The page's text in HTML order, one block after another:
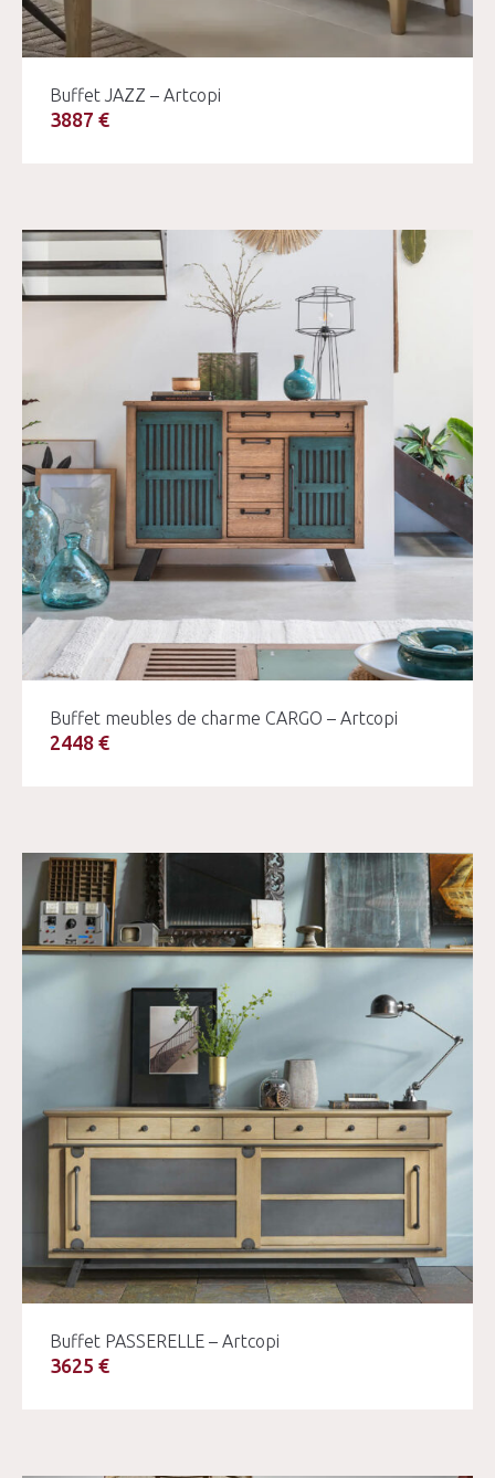
Buffet JAZZ – Artcopi
3887 €
Buffet meubles de charme CARGO – Artcopi
2448 €
Buffet PASSERELLE – Artcopi
3625 €